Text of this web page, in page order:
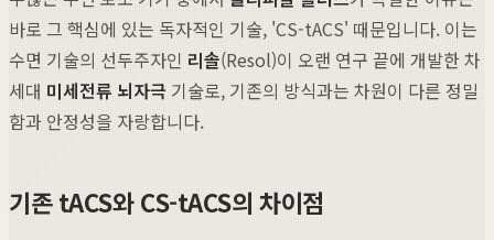
바로 그 핵심에 있는 독자적인 기술, 'CS-tACS' 때문입니다. 이는
수면 기술의 선두주자인 리솔(Resol)이 오랜 연구 끝에 개발한 차
세대 미세전류 뇌자극 기술로, 기존의 방식과는 차원이 다른 정밀
함과 안정성을 자랑합니다.
기존 tACS와 CS-tACS의 차이점